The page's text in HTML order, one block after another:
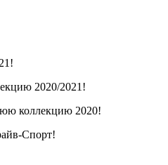
2020/2021!
коллекцию 2020!
Спорт!